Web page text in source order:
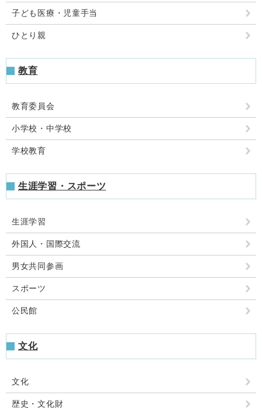
子ども医療・児童手当
ひとり親
教育
教育委員会
小学校・中学校
学校教育
生涯学習・スポーツ
生涯学習
外国人・国際交流
男女共同参画
スポーツ
公民館
文化
文化
歴史・文化財